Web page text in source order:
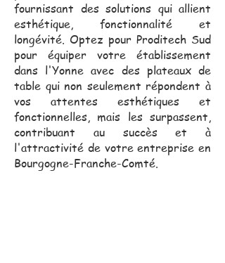
fournissant des solutions qui allient
esthétique, fonctionnalité et
longévité. Optez pour Proditech Sud
pour équiper votre établissement
dans l'Yonne avec des plateaux de
table qui non seulement répondent à
vos attentes esthétiques et
fonctionnelles, mais les surpassent,
contribuant au succès et à
l'attractivité de votre entreprise en
Bourgogne-Franche-Comté.